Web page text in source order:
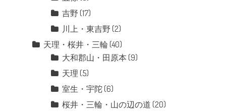
吉野 (17)
川上・東吉野 (2)
天理・桜井・三輪 (40)
大和郡山・田原本 (9)
天理 (5)
室生・宇陀(6)
桜井・三輪・山の辺の道 (20)